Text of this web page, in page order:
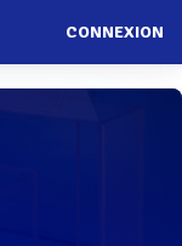
CONNEXION